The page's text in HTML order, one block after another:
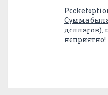
Сумма была
долларов),